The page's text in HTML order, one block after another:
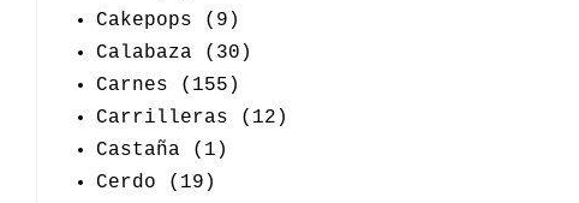
Cakepops
(9)
Calabaza
(30)
Carnes
(155)
Carrilleras
(12)
Castaña
(1)
Cerdo
(19)